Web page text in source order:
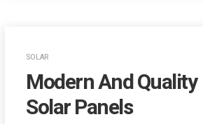
SOLAR
Modern And Quality
Solar Panels